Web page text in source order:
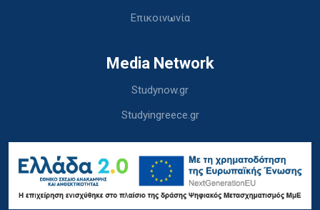
Επικοινωνία
Media Network
Studynow.gr
Studyingreece.gr